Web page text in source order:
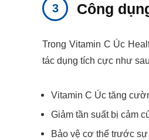
Công
Trong Vitamin C Úc
tác dụng tích cực như
Vitamin C Úc tăng
Giảm tần suất bị cảm
Bảo vệ cơ thể trước